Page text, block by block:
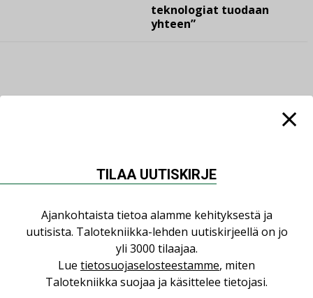
teknologiat tuodaan
yhteen”
Datakeskusurakointi on tekniikkalaji
Jarno Hacklin Cervin yrityskaupasta:
”Asiakkaat hakevat kumppaneita, jotka
yhdistävät useita teknisiä osaamisalueita
saman katon alle”
TILAA UUTISKIRJE
Ajankohtaista tietoa alamme kehityksestä ja
uutisista. Talotekniikka-lehden uutiskirjeellä on jo
yli 3000 tilaajaa.
Lue tietosuojaselosteestamme, miten
Talotekniikka suojaa ja käsittelee tietojasi.